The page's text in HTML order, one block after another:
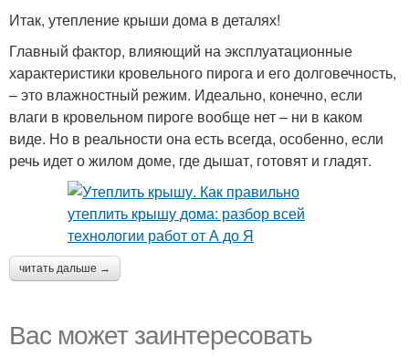
Итак, утепление крыши дома в деталях!
Главный фактор, влияющий на эксплуатационные
характеристики кровельного пирога и его долговечность,
– это влажностный режим. Идеально, конечно, если
влаги в кровельном пироге вообще нет – ни в каком
виде. Но в реальности она есть всегда, особенно, если
речь идет о жилом доме, где дышат, готовят и гладят.
читать дальше →
Вас может заинтересовать